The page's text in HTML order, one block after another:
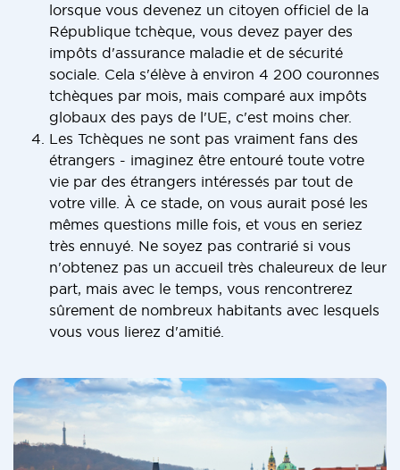
lorsque vous devenez un citoyen officiel de la
République tchèque, vous devez payer des
impôts d'assurance maladie et de sécurité
sociale. Cela s'élève à environ 4 200 couronnes
tchèques par mois, mais comparé aux impôts
globaux des pays de l'UE, c'est moins cher.
Les Tchèques ne sont pas vraiment fans des
étrangers - imaginez être entouré toute votre
vie par des étrangers intéressés par tout de
votre ville. À ce stade, on vous aurait posé les
mêmes questions mille fois, et vous en seriez
très ennuyé. Ne soyez pas contrarié si vous
n'obtenez pas un accueil très chaleureux de leur
part, mais avec le temps, vous rencontrerez
sûrement de nombreux habitants avec lesquels
vous vous lierez d'amitié.